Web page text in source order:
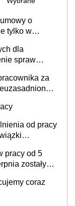
o
tylko w
dla
spraw
za
od pracy
pracy od 5
zostały
coraz